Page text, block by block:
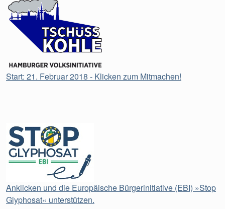
Start: 21. Februar 2018 - Klicken zum Mitmachen!
Anklicken und die Europäische Bürgerinitiative (EBI) »Stop
Glyphosat« unterstützen.